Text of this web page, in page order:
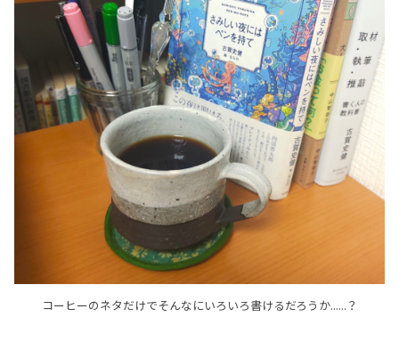
コーヒーのネタだけでそんなにいろいろ書けるだろうか......？